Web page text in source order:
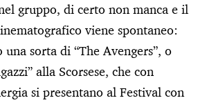
gruppo, di certo non manca e il
viene spontaneo:
una sorta di “The Avengers”, o
alla Scorsese, che con
si presentano al Festival con